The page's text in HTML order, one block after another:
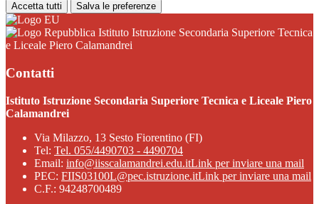
Accetta tutti Salva le preferenze
Istituto Istruzione Secondaria Superiore Tecnica
e Liceale Piero Calamandrei
Contatti
Istituto Istruzione Secondaria Superiore Tecnica e Liceale Piero
Calamandrei
Via Milazzo, 13 Sesto Fiorentino (FI)
Tel: Tel. 055/4490703 - 4490704
Email: info@iisscalamandrei.edu.itLink per inviare una mail
PEC: FIIS03100L@pec.istruzione.itLink per inviare una mail
C.F.: 94248700489